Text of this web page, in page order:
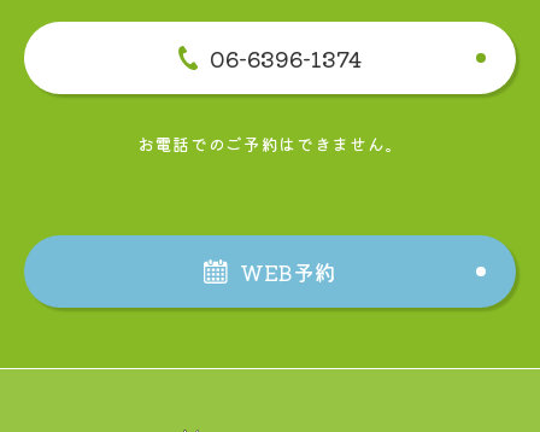
06-6396-1374
お電話でのご予約はできません。
WEB予約